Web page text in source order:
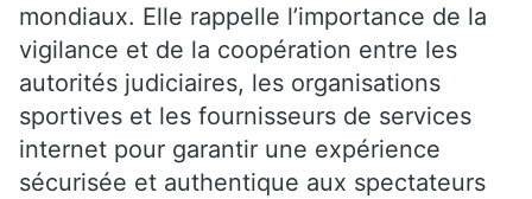
mondiaux. Elle rappelle l’importance de la
vigilance et de la coopération entre les
autorités judiciaires, les organisations
sportives et les fournisseurs de services
internet pour garantir une expérience
sécurisée et authentique aux spectateurs